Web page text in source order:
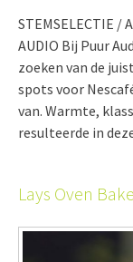
STEMSELECTIE /
AUDIO Bij Puur
zoeken van de
spots voor
van. Warmte,
resulteerde in
Lays Oven